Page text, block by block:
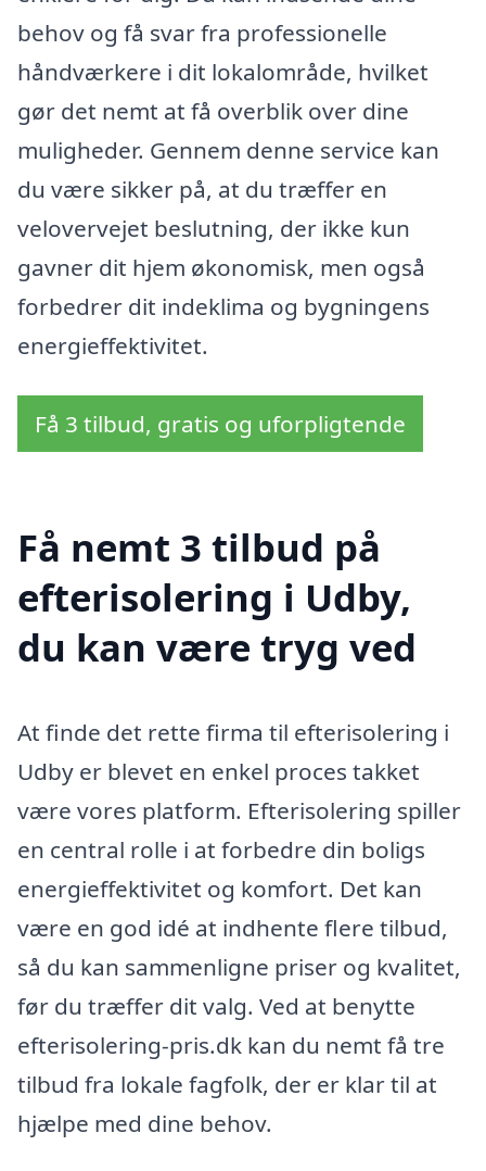
behov og få svar fra professionelle
håndværkere i dit lokalområde, hvilket
gør det nemt at få overblik over dine
muligheder. Gennem denne service kan
du være sikker på, at du træffer en
velovervejet beslutning, der ikke kun
gavner dit hjem økonomisk, men også
forbedrer dit indeklima og bygningens
energieffektivitet.
Få 3 tilbud, gratis og uforpligtende
Få nemt 3 tilbud på
efterisolering i Udby,
du kan være tryg ved
At finde det rette firma til efterisolering i
Udby er blevet en enkel proces takket
være vores platform. Efterisolering spiller
en central rolle i at forbedre din boligs
energieffektivitet og komfort. Det kan
være en god idé at indhente flere tilbud,
så du kan sammenligne priser og kvalitet,
før du træffer dit valg. Ved at benytte
efterisolering-pris.dk kan du nemt få tre
tilbud fra lokale fagfolk, der er klar til at
hjælpe med dine behov.